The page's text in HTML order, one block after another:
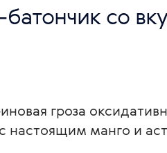
со
гроза
настоящим манго и